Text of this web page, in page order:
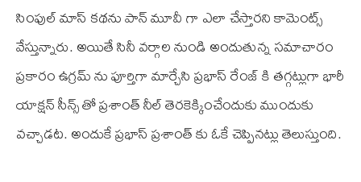
సింపుల్ మాస్ కథను పాన్ మూవీ గా ఎలా చేస్తారని కామెంట్స్
వేస్తున్నారు. అయితే సినీ వర్గాల నుండి అందుతున్న సమాచారం
ప్రకారం ఉగ్రమ్ ను పూర్తిగా మార్చేసి ప్రభాస్ రేంజ్ కి తగ్గట్లుగా భారీ
యాక్షన్ సీన్స్ తో ప్రశాంత్ నీల్ తెరకెక్కించేందుకు ముందుకు
వచ్చాడట. అందుకే ప్రభాస్ ప్రశాంత్ కు ఓకే చెప్పినట్లు తెలుస్తుంది.